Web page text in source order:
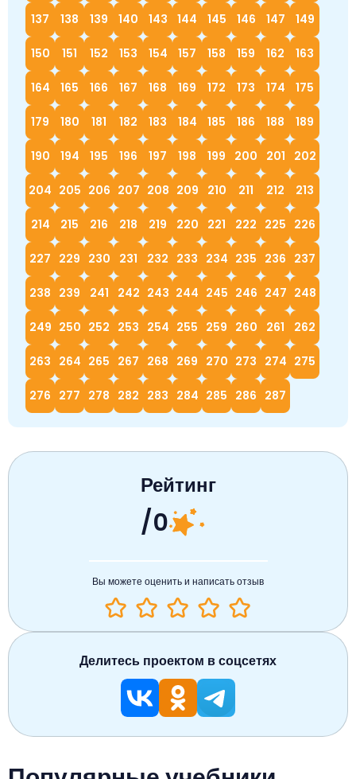
137 138 139 140 143 144 145 146 147 149
150 151 152 153 154 157 158 159 162 163
164 165 166 167 168 169 172 173 174 175
179 180 181 182 183 184 185 186 188 189
190 194 195 196 197 198 199 200 201 202
204 205 206 207 208 209 210 211 212 213
214 215 216 218 219 220 221 222 225 226
227 229 230 231 232 233 234 235 236 237
238 239 241 242 243 244 245 246 247 248
249 250 252 253 254 255 259 260 261 262
263 264 265 267 268 269 270 273 274 275
276 277 278 282 283 284 285 286 287
Рейтинг
/0
Вы можете оценить и написать отзыв
Делитесь проектом в соцсетях